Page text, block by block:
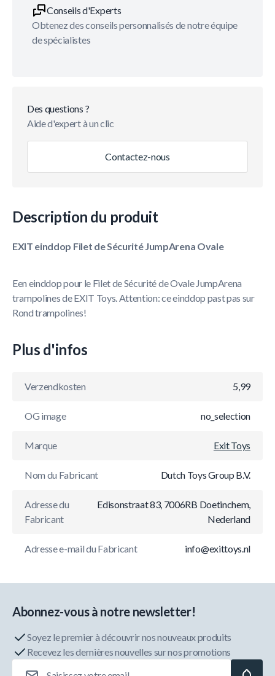
Conseils d'Experts
Obtenez des conseils personnalisés de notre équipe
de spécialistes
Des questions ?
Aide d'expert à un clic
Contactez-nous
Description du produit
EXIT einddop Filet de Sécurité JumpArena Ovale
Een einddop pour le Filet de Sécurité de Ovale JumpArena
trampolines de EXIT Toys. Attention: ce einddop past pas sur
Rond trampolines!
Plus d'infos
Verzendkosten 5,99
OG image no_selection
Marque Exit Toys
Nom du Fabricant Dutch Toys Group B.V.
Adresse du
Fabricant
Edisonstraat 83, 7006RB Doetinchem,
Nederland
Adresse e-mail du Fabricant info@exittoys.nl
Abonnez-vous à notre newsletter!
Soyez le premier à découvrir nos nouveaux produits
Recevez les dernières nouvelles sur nos promotions